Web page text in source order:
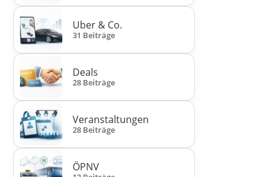
Uber & Co.
31 Beiträge
Deals
28 Beiträge
Veranstaltungen
28 Beiträge
ÖPNV